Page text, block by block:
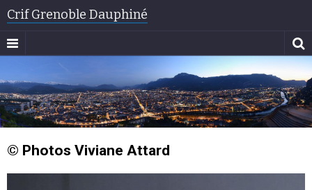
Crif Grenoble Dauphiné
© Photos Viviane Attard